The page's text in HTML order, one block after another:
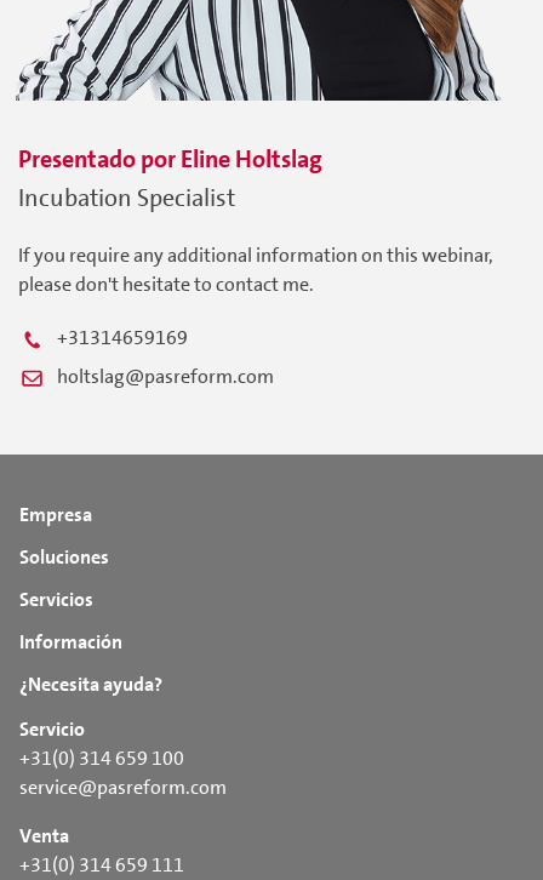
Presentado porElineHoltslag
Incubation Specialist
If you require any additional information on this webinar,
please don't hesitate to contact me.
+31314659169
holtslag@pasreform.com
Empresa
Soluciones
Servicios
Información
¿Necesita ayuda?
Servicio
+31(0) 314 659 100
service@pasreform.com
Venta
+31(0) 314 659 111